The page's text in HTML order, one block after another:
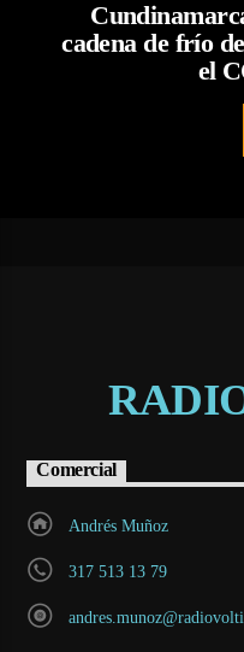
cadena de frío
el
Comercial
Andrés Muñoz
317 513 13 79